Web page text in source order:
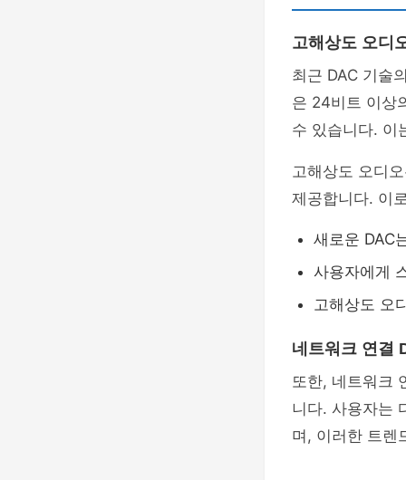
고해상도 오디
최근 DAC 기술
은 24비트 이상
수 있습니다. 이
고해상도 오디
제공합니다. 이
새로운 DAC
사용자에게
고해상도 오
네트워크 연결
또한, 네트워크
니다. 사용자는
며, 이러한 트렌